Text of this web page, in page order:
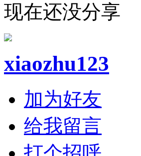
现在还没分享
xiaozhu123
加为好友
给我留言